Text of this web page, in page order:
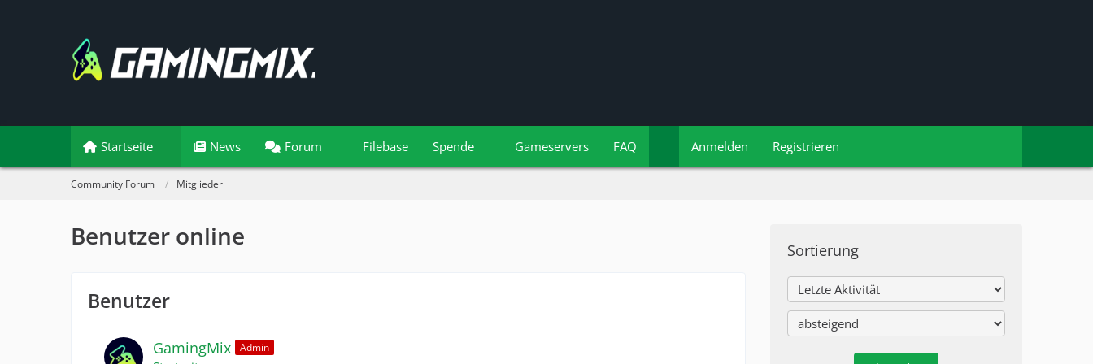
Startseite News Forum Filebase Spende Gameservers FAQ Anmelden Registrieren
Community Forum Mitglieder
Benutzer online
Benutzer
GamingMix Admin
Sortierung